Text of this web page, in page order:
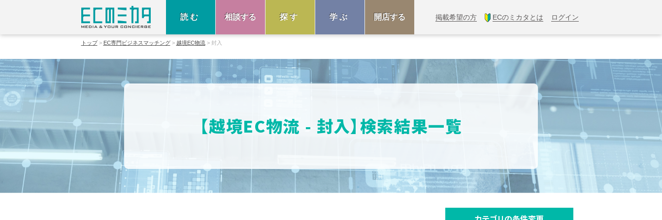
読む 相談する 探す 学ぶ 開店する 掲載希望の方 ECのミカタとは ログイン
トップ EC専門ビジネスマッチング 越境EC物流 封入
【越境EC物流 - 封入】検索結果一覧